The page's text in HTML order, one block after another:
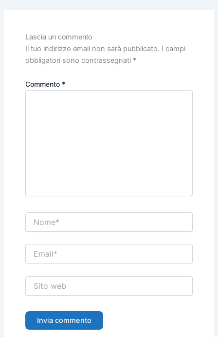
Lascia un commento
Il tuo indirizzo email non sarà pubblicato. I campi
obbligatori sono contrassegnati *
Commento *
Nome*
Email*
Sito
web